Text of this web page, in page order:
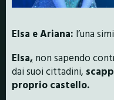
Elsa e Ariana: l’una
Elsa, non sapendo
dai suoi cittadini,
proprio castello.